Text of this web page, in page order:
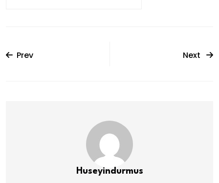
Prev Next
Huseyindurmus